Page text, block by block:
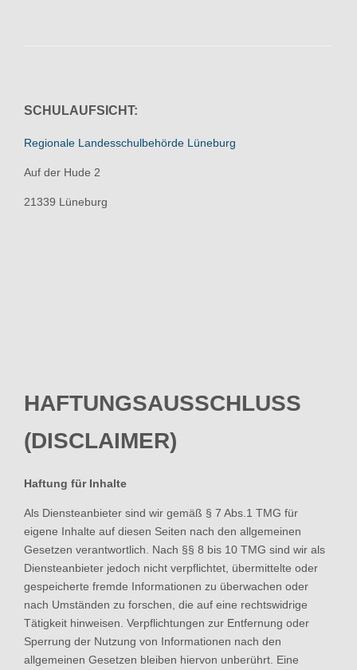
SCHULAUFSICHT:
Regionale Landesschulbehörde Lüneburg
Auf der Hude 2
21339 Lüneburg
HAFTUNGSAUSSCHLUSS
(DISCLAIMER)
Haftung für Inhalte
Als Diensteanbieter sind wir gemäß § 7 Abs.1 TMG für
eigene Inhalte auf diesen Seiten nach den allgemeinen
Gesetzen verantwortlich. Nach §§ 8 bis 10 TMG sind wir als
Diensteanbieter jedoch nicht verpflichtet, übermittelte oder
gespeicherte fremde Informationen zu überwachen oder
nach Umständen zu forschen, die auf eine rechtswidrige
Tätigkeit hinweisen. Verpflichtungen zur Entfernung oder
Sperrung der Nutzung von Informationen nach den
allgemeinen Gesetzen bleiben hiervon unberührt. Eine